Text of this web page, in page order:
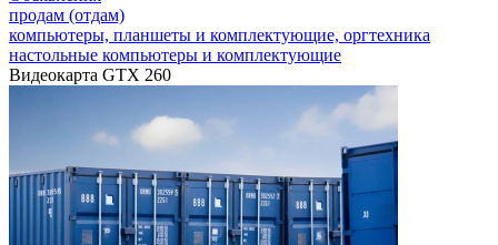
продам (отдам)
компьютеры, планшеты и комплектующие, оргтехника
настольные компьютеры и комплектующие
Видеокарта GTX 260